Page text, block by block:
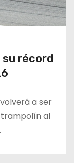
su récord
a ser
trampolín al